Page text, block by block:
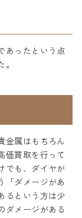
あったという点
金属はもちろん
価買取を行って
でも、ダイヤが
「ダメージがあ
るという方は少
ダメージがある